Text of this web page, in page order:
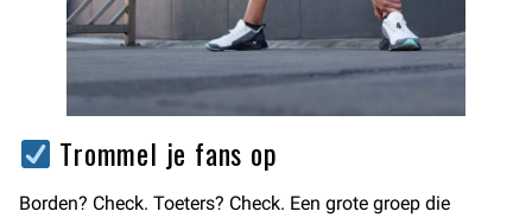
Trommel je fans op
Borden? Check. Toeters? Check. Een grote groep die